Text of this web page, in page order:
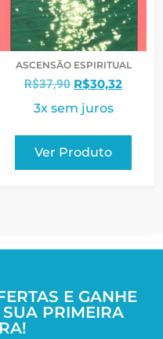
ASCENSÃO ESPIRITUAL
R$37,90 R$30,32
3x sem juros
Ver Produto
E GANHE
PRIMEIRA